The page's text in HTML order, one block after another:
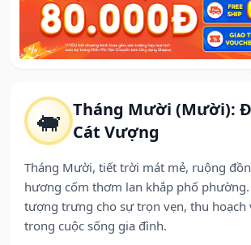
🐖 Tháng Mười (Mười):
Cát Vượng
Tháng Mười, tiết trời mát mẻ, ruộng
hương cốm thơm lan khắp phố phường.
tượng trưng cho sự trọn vẹn, thu hoạch
trong cuộc sống gia đình.